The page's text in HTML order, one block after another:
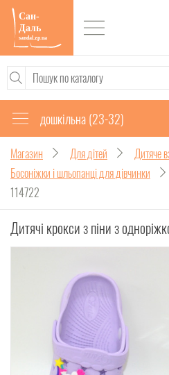
дошкільна (23-32)
Магазин Для дітей
Дитяче
Босоніжки і шльопанці для дівчинки
114722
Дитячі крокси з піни з